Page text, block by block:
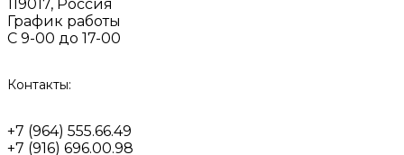
119017, Россия
График работы
С 9-00 до 17-00
Контакты:
+7 (964) 555.66.49
+7 (916) 696.00.98